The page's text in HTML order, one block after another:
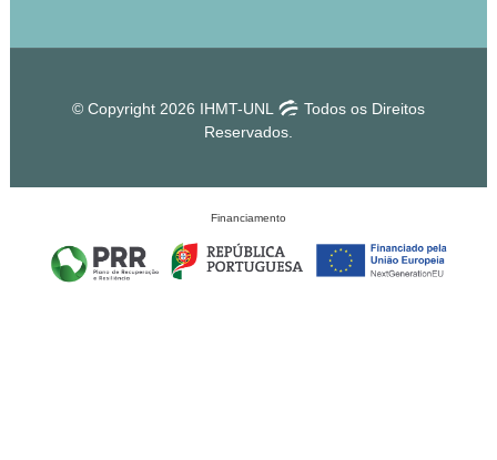
© Copyright 2026 IHMT-UNL
Todos os Direitos
Reservados.
Financiamento